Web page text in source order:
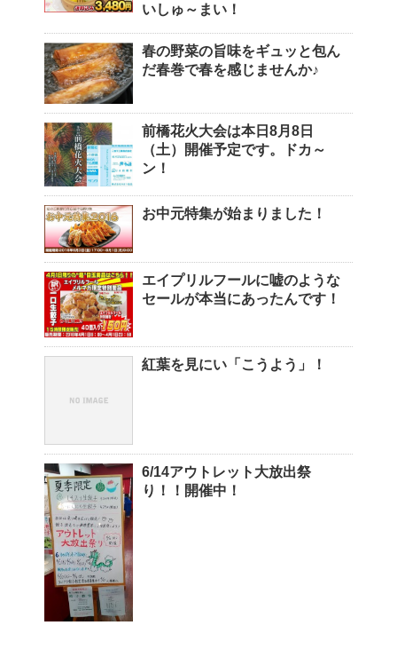
いしゅ～まい！
春の野菜の旨味をギュッと包ん
だ春巻で春を感じませんか♪
前橋花火大会は本日8月8日
（土）開催予定です。ドカ～
ン！
お中元特集が始まりました！
エイプリルフールに嘘のような
セールが本当にあったんです！
紅葉を見にい「こうよう」！
6/14アウトレット大放出祭
り！！開催中！